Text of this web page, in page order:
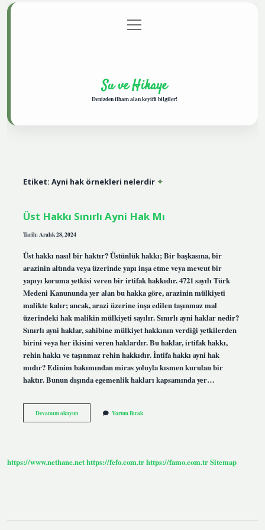
Gizlilik Politikası
menüyü
aç
Su ve Hikaye
Denizden ilham alan keyifli bilgiler!
Etiket: Ayni hak örnekleri nelerdir
Üst Hakkı Sınırlı Ayni Hak Mı
Tarih: Aralık 28, 2024
Üst hakkı nasıl bir haktır? Üstünlük hakkı; Bir başkasına, bir
arazinin altında veya üzerinde yapı inşa etme veya mevcut bir
yapıyı koruma yetkisi veren bir irtifak hakkıdır. 4721 sayılı Türk
Medeni Kanununda yer alan bu hakka göre, arazinin mülkiyeti
malikte kalır; ancak, arazi üzerine inşa edilen taşınmaz mal
üzerindeki hak malikin mülkiyeti sayılır. Sınırlı ayni haklar nedir?
Sınırlı ayni haklar, sahibine mülkiyet hakkının verdiği yetkilerden
birini veya her ikisini veren haklardır. Bu haklar, irtifak hakkı,
rehin hakkı ve taşınmaz rehin hakkıdır. İntifa hakkı ayni hak
mıdır? Edinim bakımından miras yoluyla kısmen kurulan bir
haktır. Bunun dışında egemenlik hakları kapsamında yer…
Devamını okuyunÜst
Hakkı
Yorum Bırak
https://www.nethane.nethttps://fefo.com.trhttps://famo.com.trSitemap